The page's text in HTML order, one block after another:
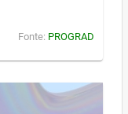
Fonte: PROGRAD